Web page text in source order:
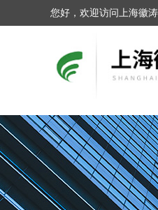
您好，欢迎访问上海徽